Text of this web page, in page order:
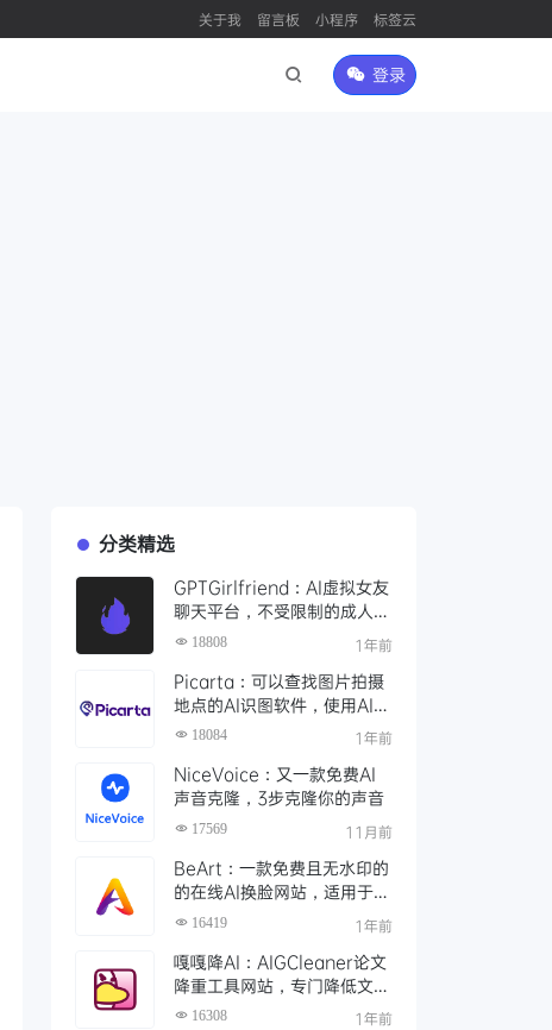
关于我 留言板 小程序 标签云
登录
分类精选
GPTGirlfriend：AI虚拟女友
聊天平台，不受限制的成人角
色扮演，AI女友进行成熟的对
18808 1年前
Picarta：可以查找图片拍摄
地点的AI识图软件，使用AI搜
索照片拍摄的精确位置
18084 1年前
NiceVoice：又一款免费AI
声音克隆，3步克隆你的声音
17569 11月前
BeArt：一款免费且无水印的
的在线AI换脸网站，适用于照
片、视频和GIF中实现精准换
16419 1年前
嘎嘎降AI：AIGCleaner论文
降重工具网站，专门降低文章
AI率、查重率的工具
16308 1年前